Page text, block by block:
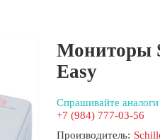
Мониторы
Easy
Спрашивайте аналоги
+7 (984) 777-03-56
Производитель: